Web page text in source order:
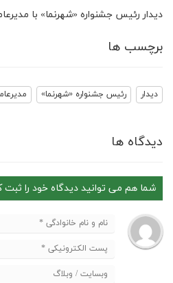
دیدار رئیس جشنواره «شهرنما» با
برچسب ها
دیدار رئیس جشنواره «شهرنما»
دیدگاه ها
شما هم می توانید دیدگاه خود را ثبت